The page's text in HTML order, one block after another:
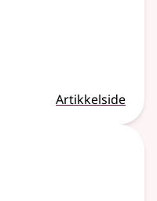
Artikkelside